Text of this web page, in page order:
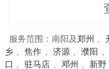
服务范围：南阳及郑州 、
乡 、焦作 、 济源 、濮阳 、
口 、驻马店 、 邓州 、 新野